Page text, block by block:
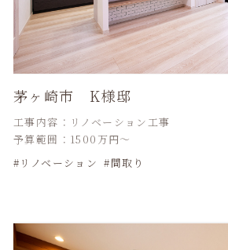
茅ヶ崎市 K様邸
工事内容：リノベーション工事
予算範囲：1500万円～
リノベーション
間取り